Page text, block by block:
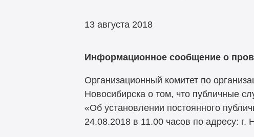
13 августа 2018
Информационное сообщение о
Организационный комитет по
Новосибирска о том, что публичные
«Об установлении постоянного
24.08.2018 в 11.00 часов по адресу: г.